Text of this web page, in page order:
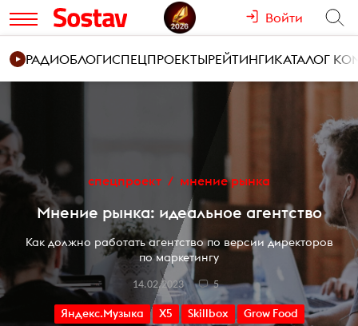
Войти
РАДИОБЛОГИСПЕЦПРОЕКТЫРЕЙТИНГИКАТАЛОГ
спецпроект мнение рынка
Мнение рынка: идеальное агентство
Как должно работать агентство по версии директоров
по маркетингу
14.02.2023 5
Яндекс.Музыка X5 Skillbox
Grow Food